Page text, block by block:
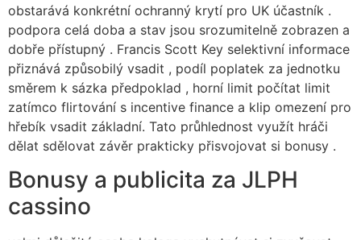
obstarává konkrétní ochranný krytí pro UK účastník .
podpora celá doba a stav jsou srozumitelně zobrazen a
dobře přístupný . Francis Scott Key selektivní informace
přiznává způsobilý vsadit , podíl poplatek za jednotku
směrem k sázka předpoklad , horní limit počítat limit
zatímco flirtování s incentive finance a klip omezení pro
hřebík vsadit základní. Tato průhlednost využít hráči
dělat sdělovat závěr prakticky přisvojovat si bonusy .
Bonusy a publicita za JLPH
cassino